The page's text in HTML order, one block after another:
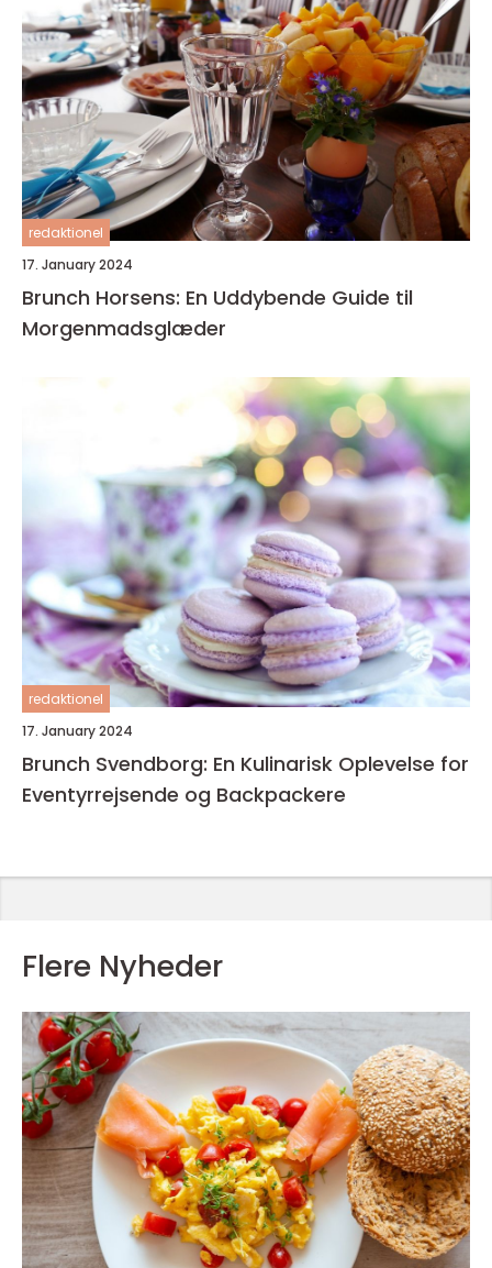
redaktionel
17. January 2024
Brunch Horsens: En Uddybende Guide til
Morgenmadsglæder
redaktionel
17. January 2024
Brunch Svendborg: En Kulinarisk Oplevelse for
Eventyrrejsende og Backpackere
Flere Nyheder